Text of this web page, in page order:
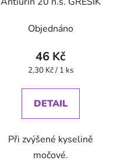
Objednáno
46 Kč
Měrná
2,30 Kč / 1 ks
DETAIL
Při zvýšené kyselině
močové.